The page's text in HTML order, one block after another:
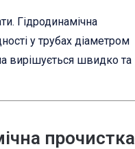
Гідродинамічна
у трубах діаметром
вирішується швидко та
прочистка